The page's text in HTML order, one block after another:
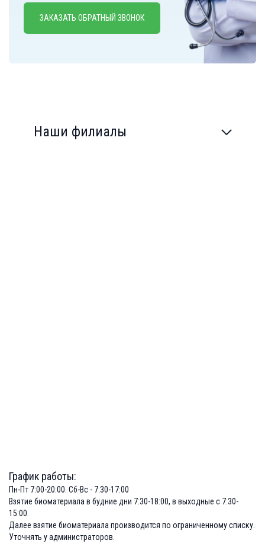
ЗАКАЗАТЬ ОБРАТНЫЙ ЗВОНОК
Наши филиалы
График работы:
Пн-Пт 7:00-20:00. Сб-Вс - 7:30-17:00
Взятие биоматериала в будние дни 7:30-18:00, в выходные с 7:30-
15:00.
Далее взятие биоматериала производится по ограниченному списку.
Уточнять у администраторов.